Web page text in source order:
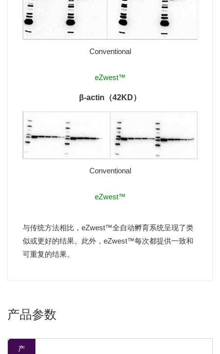
Conventional
eZwest™
β-actin（42KD）
Conventional
eZwest™
与传统方法相比，eZwest™全自动孵育系统呈现了类
似或更好的结果。此外，eZwest™每次都提供一致和
可重复的结果。
产品参数
产